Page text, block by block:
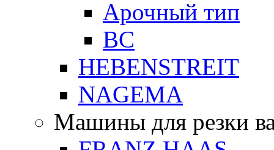
Арочный тип
ВС
HEBENSTREIT
NAGEMA
Машины для резки